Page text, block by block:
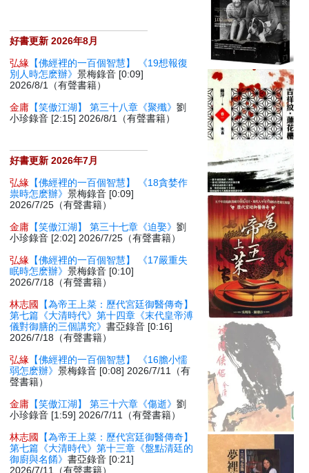
好書更新 2026年8月
弘緣 【佛經裡的一百個智慧】 《19想報復
別人時怎麽辦》景梅錄音 [0:09]
2026/8/1（有聲書籍）
金庸 【笑傲江湖】 第三十八章《聚殲》劉
小珍錄音 [2:15] 2026/8/1（有聲書籍）
好書更新 2026年7月
弘緣 【佛經裡的一百個智慧】 《18貪婪作
祟時怎麽辦》景梅錄音 [0:09]
2026/7/25（有聲書籍）
金庸 【笑傲江湖】 第三十七章《迫娶》劉
小珍錄音 [2:02] 2026/7/25（有聲書籍）
弘緣 【佛經裡的一百個智慧】 《17嚴重失
眠時怎麽辦》景梅錄音 [0:10]
2026/7/18（有聲書籍）
林志國
【為帝王上菜：歷代宮廷御醫傳奇】
第七篇《大清時代》第十四章《末代皇帝溥
儀對御膳的三個講究》書亞錄音 [0:16]
2026/7/18（有聲書籍）
弘緣 【佛經裡的一百個智慧】 《16膽小懦
弱怎麽辦》景梅錄音 [0:08] 2026/7/11（有
聲書籍）
金庸 【笑傲江湖】 第三十六章《傷逝》劉
小珍錄音 [1:59] 2026/7/11（有聲書籍）
林志國
【為帝王上菜：歷代宮廷御醫傳奇】
第七篇《大清時代》第十三章《盤點清廷的
御廚與名餚》書亞錄音 [0:21]
2026/7/11（有聲書籍）